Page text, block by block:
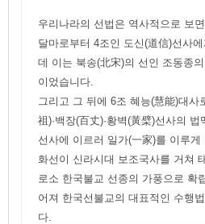
우리나라의 선법은 역사적으로 보
달마로부터 4조인 도신(道信)선사
데 이는 북송(北宋)의 선인 조동종
이었습니다.
그리고 그 뒤에 6조 혜능(慧能)대사
祖)·백장(百丈)·황벽(黃檗)선사의
선사에 이르러 일가(一家)를 이루
화선이 신라시대 보조국사를 거쳐
로소 한국불교 선종의 가풍으로 확
어져 한국선불교의 대표적인 수행
다.